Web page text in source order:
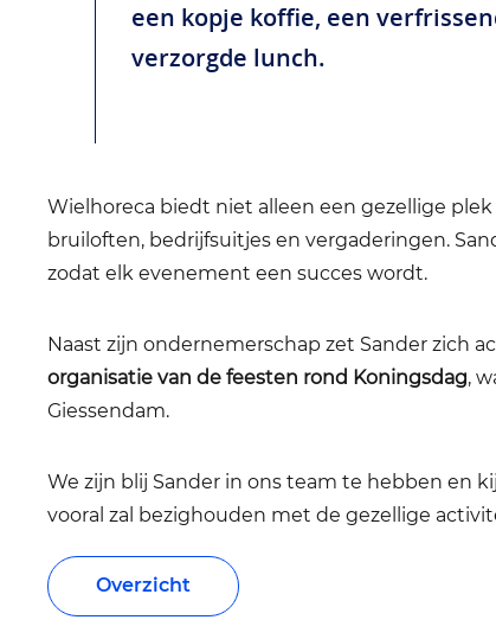
een kopje koffie, een
verzorgde lunch.
Wielhoreca biedt niet alleen een gezellige
bruiloften, bedrijfsuitjes en vergaderingen.
zodat elk evenement een succes wordt.
Naast zijn ondernemerschap zet Sander zich
organisatie van de feesten rond Koningsdag,
Giessendam.
We zijn blij Sander in ons team te hebben en
vooral zal bezighouden met de gezellige
Overzicht